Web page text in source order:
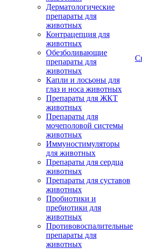
Дерматологические
препараты для
животных
Контрацепция для
животных
Обезболивающие
препараты для
животных
Капли и лосьоны для
глаз и носа животных
Препараты для ЖКТ
животных
Препараты для
мочеполовой системы
животных
Иммуностимуляторы
для животных
Препараты для сердца
животных
Препараты для суставов
животных
Пробиотики и
пребиотики для
животных
Противовоспалительные
препараты для
животных